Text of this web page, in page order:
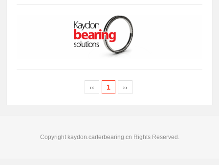
‹‹ 1 ››
Copyright kaydon.carterbearing.cn Rights Reserved.